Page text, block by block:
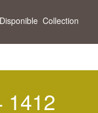
Disponible Collection
1412